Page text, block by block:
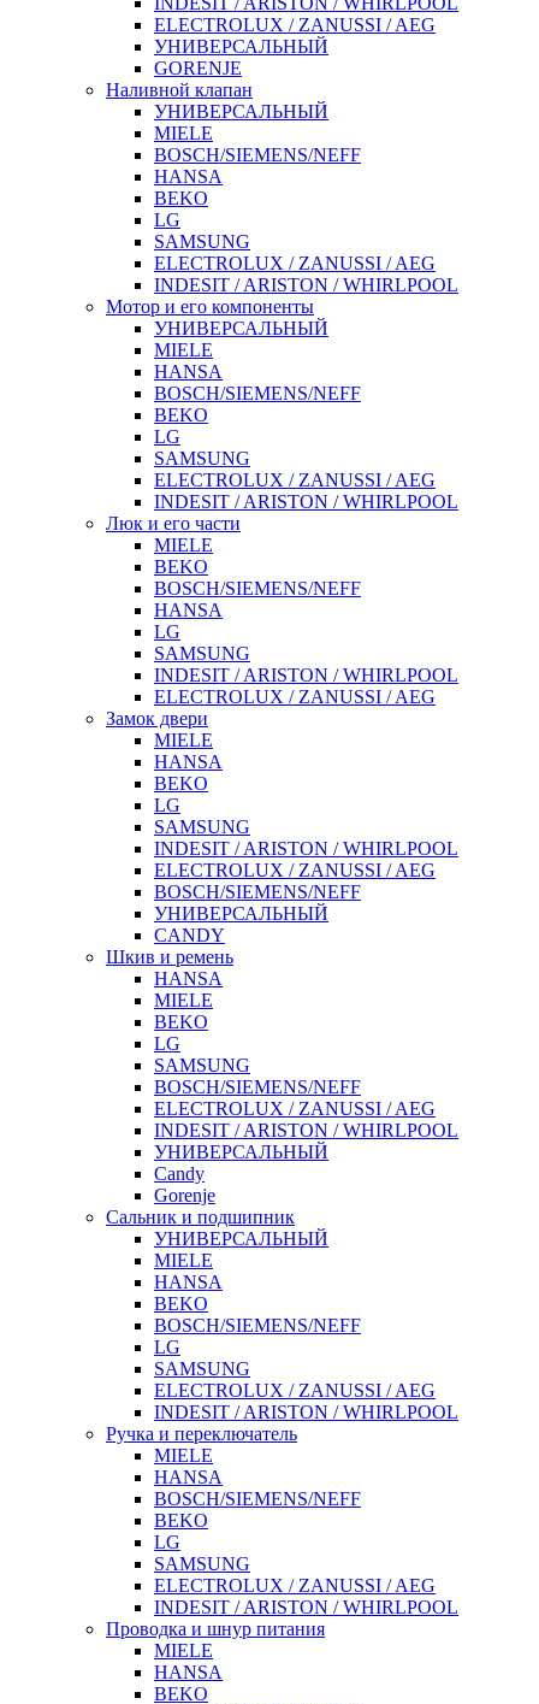
ELECTROLUX / ZANUSSI / AEG
УНИВЕРСАЛЬНЫЙ
GORENJE
Наливной клапан
УНИВЕРСАЛЬНЫЙ
MIELE
BOSCH/SIEMENS/NEFF
HANSA
BEKO
LG
SAMSUNG
ELECTROLUX / ZANUSSI / AEG
INDESIT / ARISTON / WHIRLPOOL
Мотор и его компоненты
УНИВЕРСАЛЬНЫЙ
MIELE
HANSA
BOSCH/SIEMENS/NEFF
BEKO
LG
SAMSUNG
ELECTROLUX / ZANUSSI / AEG
INDESIT / ARISTON / WHIRLPOOL
Люк и его части
MIELE
BEKO
BOSCH/SIEMENS/NEFF
HANSA
LG
SAMSUNG
INDESIT / ARISTON / WHIRLPOOL
ELECTROLUX / ZANUSSI / AEG
Замок двери
MIELE
HANSA
BEKO
LG
SAMSUNG
INDESIT / ARISTON / WHIRLPOOL
ELECTROLUX / ZANUSSI / AEG
BOSCH/SIEMENS/NEFF
УНИВЕРСАЛЬНЫЙ
CANDY
Шкив и ремень
HANSA
MIELE
BEKO
LG
SAMSUNG
BOSCH/SIEMENS/NEFF
ELECTROLUX / ZANUSSI / AEG
INDESIT / ARISTON / WHIRLPOOL
УНИВЕРСАЛЬНЫЙ
Candy
Gorenje
Сальник и подшипник
УНИВЕРСАЛЬНЫЙ
MIELE
HANSA
BEKO
BOSCH/SIEMENS/NEFF
LG
SAMSUNG
ELECTROLUX / ZANUSSI / AEG
INDESIT / ARISTON / WHIRLPOOL
Ручка и переключатель
MIELE
HANSA
BOSCH/SIEMENS/NEFF
BEKO
LG
SAMSUNG
ELECTROLUX / ZANUSSI / AEG
INDESIT / ARISTON / WHIRLPOOL
Проводка и шнур питания
MIELE
HANSA
BEKO